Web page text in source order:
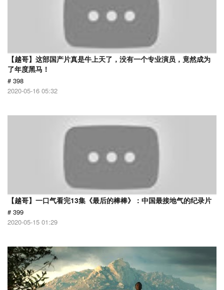
【越哥】这部国产片真是牛上天了，没有一个专业演员，竟然成为
了年度黑马！
# 398
2020-05-16 05:32
【越哥】一口气看完13集《最后的棒棒》：中国最接地气的纪录片
# 399
2020-05-15 01:29